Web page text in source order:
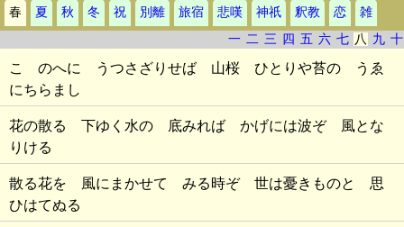
春 夏 秋 冬 祝 別離 旅宿 悲嘆 神祇 釈教 恋
雑
一 二 三 四 五 六 七 八 九 十
こゝのへに うつさざりせば 山桜 ひとりや苔の うゑ
にちらまし
花の散る 下ゆく水の 底みれば かげには波ぞ 風とな
りける
散る花を 風にまかせて みる時ぞ 世は憂きものと 思
ひはてぬる